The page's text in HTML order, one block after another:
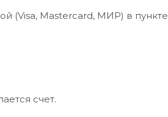
(Visa, Mastercard, МИР) в пункте
счет.